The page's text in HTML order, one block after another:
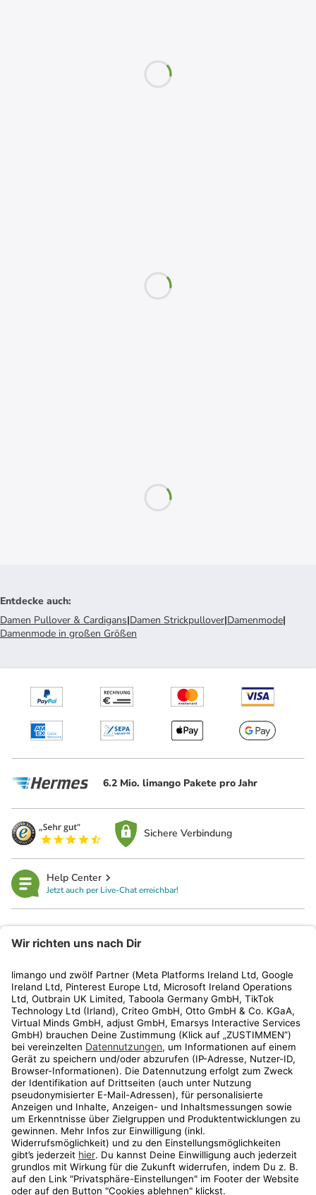
Entdecke auch:
Damen Pullover & Cardigans|Damen Strickpullover|Damenmode|
Damenmode in großen Größen
6.2 Mio. limango Pakete pro Jahr
Sichere Verbindung
Help Center
Jetzt auch per Live-Chat erreichbar!
Kundenservice
Shop
Aktionen
Travel